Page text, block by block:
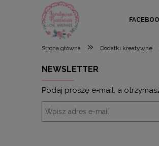
Strona główna » Dodatki kreatywne
NEWSLETTER
Podaj proszę e-mail, a